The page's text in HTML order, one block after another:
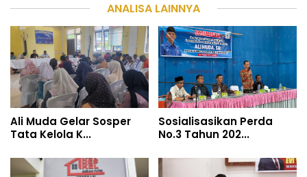
ANALISA LAINNYA
Ali Muda Gelar Sosper
Tata Kelola K...
Sosialisasikan Perda
No.3 Tahun 202...